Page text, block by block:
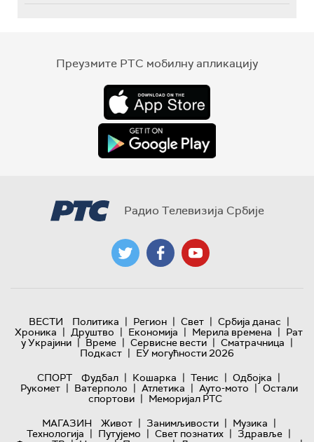
Преузмите РТС мобилну апликацију
Радио Телевизија Србије
ВЕСТИ Политика | Регион | Свет | Србија данас |
Хроника | Друштво | Економија | Мерила времена | Рат
у Украјини | Време | Сервисне вести | Сматрачница |
Подкаст | ЕУ могућности 2026
СПОРТ
Фудбал | Кошарка | Тенис | Одбојка |
Рукомет | Ватерполо | Атлетика | Ауто-мото | Остали
спортови | Меморијал РТС
МАГАЗИН
Живот | Занимљивости | Музика |
Технологијa | Путујемо | Свет познатих | Здравље |